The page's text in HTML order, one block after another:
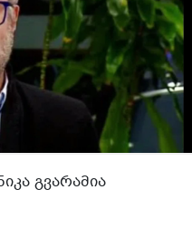
გვარამია